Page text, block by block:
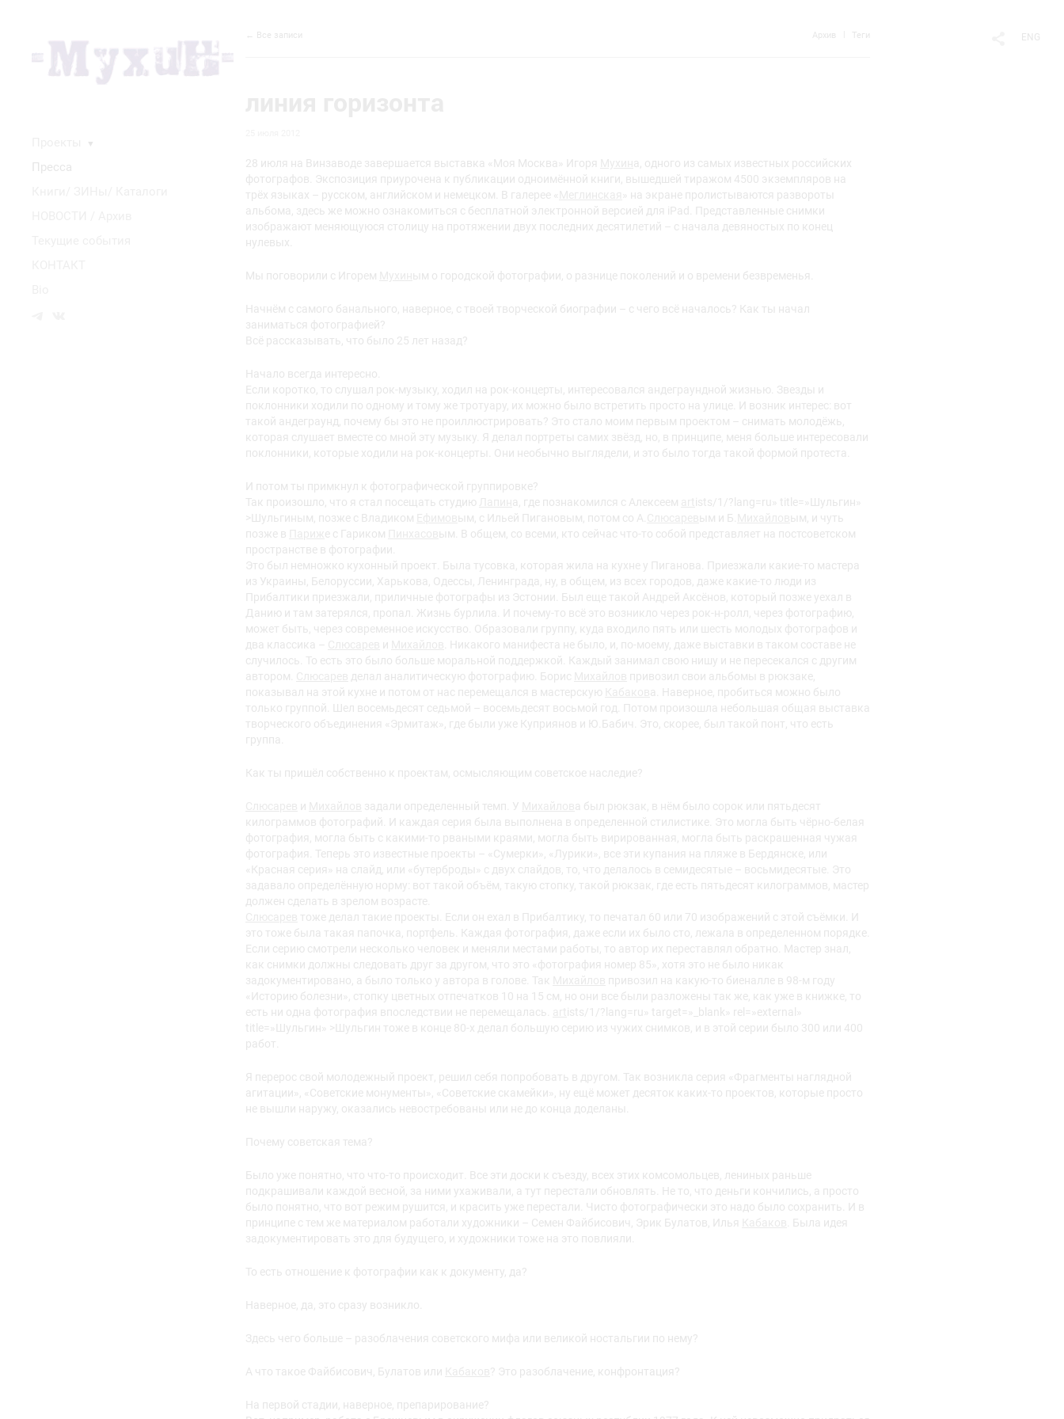
▼
Пресса
ENG
Архив Теги
← Все записи
28 июля на Винзаводе завершается выставка «Моя Москва» Игоря
а, одного из самых известных российских
фотографов. Экспозиция приурочена к публикации одноимённой книги, вышедшей тиражом 4500 экземпляров на
трёх языках – русском, английском и немецком. В галерее «
» на экране пролистываются развороты
альбома, здесь же можно ознакомиться с бесплатной электронной версией для iPad. Представленные снимки
изображают меняющуюся столицу на протяжении двух последних десятилетий – с начала девяностых по конец
нулевых.
Мы поговорили с Игорем ым о городской фотографии, о разнице поколений и о времени безвременья.
Начнём с самого банального, наверное, с твоей творческой биографии – с чего всё началось? Как ты начал
заниматься фотографией?
Всё рассказывать, что было 25 лет назад?
Начало всегда интересно.
Если коротко, то слушал рок-музыку, ходил на рок-концерты, интересовался андеграундной жизнью. Звезды и
поклонники ходили по одному и тому же тротуару, их можно было встретить просто на улице. И возник интерес: вот
такой андеграунд, почему бы это не проиллюстрировать? Это стало моим первым проектом – снимать молодёжь,
которая слушает вместе со мной эту музыку. Я делал портреты самих звёзд, но, в принципе, меня больше интересовали
поклонники, которые ходили на рок-концерты. Они необычно выглядели, и это было тогда такой формой протеста.
И потом ты примкнул к фотографической группировке?
Так произошло, что я стал посещать студию
а, где познакомился с Алексеем
ists/1/?lang=ru» title=»Шульгин»
>Шульгиным, позже с Владиком
ым, с Ильей Пигановым, потом со А. ым и Б.
ым, и чуть
позже в
е с Гариком
ым. В общем, со всеми, кто сейчас что-то собой представляет на постсоветском
пространстве в фотографии.
Это был немножко кухонный проект. Была тусовка, которая жила на кухне у Пиганова. Приезжали какие-то мастера
из Украины, Белоруссии, Харькова, Одессы, Ленинграда, ну, в общем, из всех городов, даже какие-то люди из
Прибалтики приезжали, приличные фотографы из Эстонии. Был еще такой Андрей Аксёнов, который позже уехал в
Данию и там затерялся, пропал. Жизнь бурлила. И почему-то всё это возникло через рок-н-ролл, через фотографию,
может быть, через современное искусство. Образовали группу, куда входило пять или шесть молодых фотографов и
два классика –
и
. Никакого манифеста не было, и, по-моему, даже выставки в таком составе не
случилось. То есть это было больше моральной поддержкой. Каждый занимал свою нишу и не пересекался с другим
автором.
делал аналитическую фотографию. Борис
привозил свои альбомы в рюкзаке,
показывал на этой кухне и потом от нас перемещался в мастерскую
а. Наверное, пробиться можно было
только группой. Шел восемьдесят седьмой – восемьдесят восьмой год. Потом произошла небольшая общая выставка
творческого объединения «Эрмитаж», где были уже Куприянов и Ю.Бабич. Это, скорее, был такой понт, что есть
группа.
Как ты пришёл собственно к проектам, осмысляющим советское наследие?
и задали определенный темп. У
а был рюкзак, в нём было сорок или пятьдесят
килограммов фотографий. И каждая серия была выполнена в определенной стилистике. Это могла быть чёрно-белая
фотография, могла быть с какими-то рваными краями, могла быть вирированная, могла быть раскрашенная чужая
фотография. Теперь это известные проекты – «Сумерки», «Лурики», все эти купания на пляже в Бердянске, или
«Красная серия» на слайд, или «бутерброды» с двух слайдов, то, что делалось в семидесятые – восьмидесятые. Это
задавало определённую норму: вот такой объём, такую стопку, такой рюкзак, где есть пятьдесят килограммов, мастер
должен сделать в зрелом возрасте.
тоже делал такие проекты. Если он ехал в Прибалтику, то печатал 60 или 70 изображений с этой съёмки. И
это тоже была такая папочка, портфель. Каждая фотография, даже если их было сто, лежала в определенном порядке.
Если серию смотрели несколько человек и меняли местами работы, то автор их переставлял обратно. Мастер знал,
как снимки должны следовать друг за другом, что это «фотография номер 85», хотя это не было никак
задокументировано, а было только у автора в голове. Так
привозил на какую-то биеналле в 98-м году
«Историю болезни», стопку цветных отпечатков 10 на 15 см, но они все были разложены так же, как уже в книжке, то
есть ни одна фотография впоследствии не перемещалась.
ists/1/?lang=ru» target=»_blank» rel=»external»
title=»Шульгин» >Шульгин тоже в конце 80-х делал большую серию из чужих снимков, и в этой серии было 300 или 400
работ.
Я перерос свой молодежный проект, решил себя попробовать в другом. Так возникла серия «Фрагменты наглядной
агитации», «Советские монументы», «Советские скамейки», ну ещё может десяток каких-то проектов, которые просто
не вышли наружу, оказались невостребованы или не до конца доделаны.
Почему советская тема?
Было уже понятно, что что-то происходит. Все эти доски к съезду, всех этих комсомольцев, лениных раньше
подкрашивали каждой весной, за ними ухаживали, а тут перестали обновлять. Не то, что деньги кончились, а просто
было понятно, что вот режим рушится, и красить уже перестали. Чисто фотографически это надо было сохранить. И в
принципе с тем же материалом работали художники – Семен Файбисович, Эрик Булатов, Илья
. Была идея
задокументировать это для будущего, и художники тоже на это повлияли.
То есть отношение к фотографии как к документу, да?
Наверное, да, это сразу возникло.
Здесь чего больше – разоблачения советского мифа или великой ностальгии по нему?
А что такое Файбисович, Булатов или ? Это разоблачение, конфронтация?
На первой стадии, наверное, препарирование?